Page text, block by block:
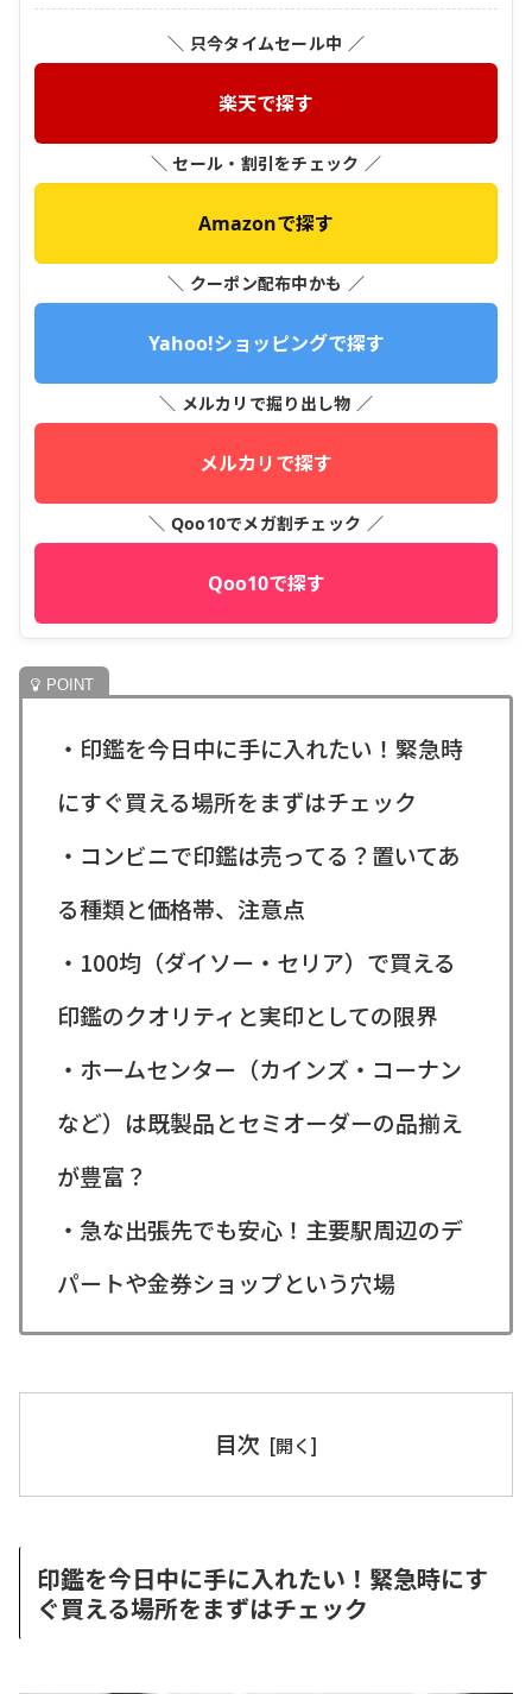
＼ 只今タイムセール中 ／
楽天で探す
＼ セール・割引をチェック ／
Amazonで探す
＼ クーポン配布中かも ／
Yahoo!ショッピングで探す
＼ メルカリで掘り出し物 ／
メルカリで探す
＼ Qoo10でメガ割チェック ／
Qoo10で探す
・印鑑を今日中に手に入れたい！緊急時
にすぐ買える場所をまずはチェック
・コンビニで印鑑は売ってる？置いてあ
る種類と価格帯、注意点
・100均（ダイソー・セリア）で買える
印鑑のクオリティと実印としての限界
・ホームセンター（カインズ・コーナン
など）は既製品とセミオーダーの品揃え
が豊富？
・急な出張先でも安心！主要駅周辺のデ
パートや金券ショップという穴場
目次
印鑑を今日中に手に入れたい！緊急時にす
ぐ買える場所をまずはチェック